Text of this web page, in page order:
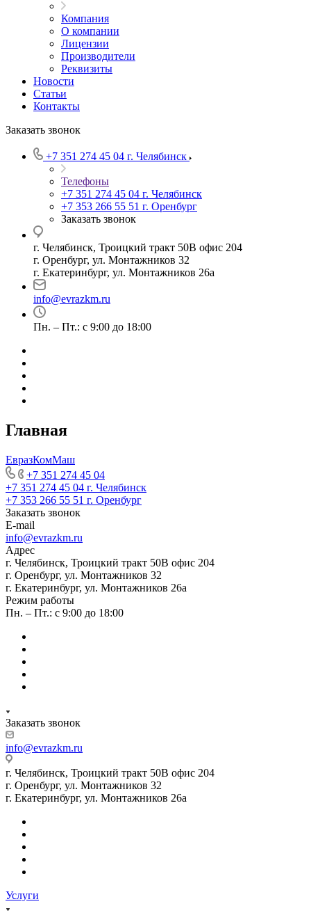
Компания
О компании
Лицензии
Производители
Реквизиты
Новости
Статьи
Контакты
Заказать звонок
+7 351 274 45 04 г. Челябинск
Телефоны
+7 351 274 45 04 г. Челябинск
+7 353 266 55 51 г. Оренбург
Заказать звонок
г. Челябинск, Троицкий тракт 50В офис 204
г. Оренбург, ул. Монтажников 32
г. Екатеринбург, ул. Монтажников 26а
info@evrazkm.ru
Пн. – Пт.: с 9:00 до 18:00
Главная
ЕвразКомМаш
+7 351 274 45 04
+7 351 274 45 04 г. Челябинск
+7 353 266 55 51 г. Оренбург
Заказать звонок
E-mail
info@evrazkm.ru
Адрес
г. Челябинск, Троицкий тракт 50В офис 204
г. Оренбург, ул. Монтажников 32
г. Екатеринбург, ул. Монтажников 26а
Режим работы
Пн. – Пт.: с 9:00 до 18:00
Заказать звонок
info@evrazkm.ru
г. Челябинск, Троицкий тракт 50В офис 204
г. Оренбург, ул. Монтажников 32
г. Екатеринбург, ул. Монтажников 26а
Услуги